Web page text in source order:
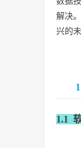
解决
兴的
1.1